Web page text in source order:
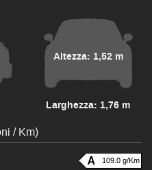
Altezza: 1,52 m
Larghezza: 1,76 m
/ Km)
109.0 g/Km